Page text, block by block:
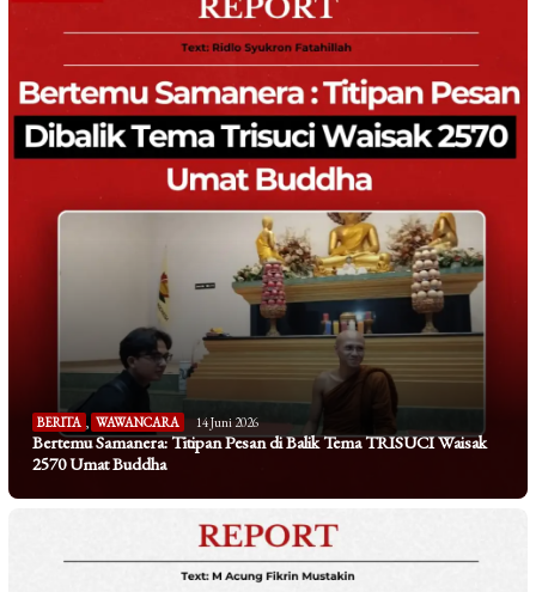
BERITA , WAWANCARA 14 Juni 2026
Bertemu Samanera: Titipan Pesan di Balik Tema TRISUCI Waisak
2570 Umat Buddha